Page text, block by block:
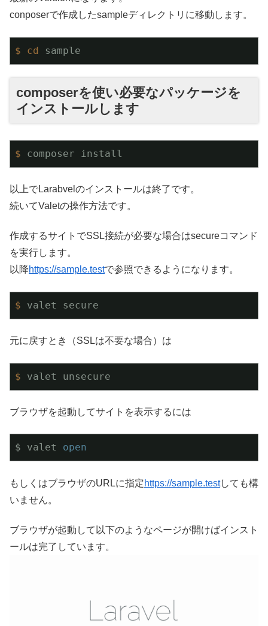
conposerで作成したsampleディレクトリに移動します。
$ cd sample
composerを使い必要なパッケージを
インストールします
$ composer install
以上でLarabvelのインストールは終了です。
続いてValetの操作方法です。
作成するサイトでSSL接続が必要な場合はsecureコマンド
を実行します。
以降https://sample.testで参照できるようになります。
$ valet secure
元に戻すとき（SSLは不要な場合）は
$ valet unsecure
ブラウザを起動してサイトを表示するには
$ valet open
もしくはブラウザのURLに指定https://sample.testしても構
いません。
ブラウザが起動して以下のようなページが開けばインスト
ールは完了しています。